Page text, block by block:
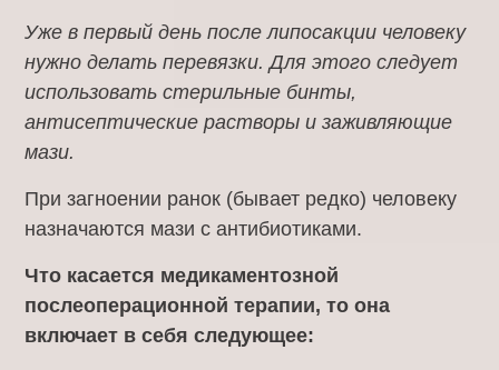
Уже в первый день после липосакции человеку
нужно делать перевязки. Для этого следует
использовать стерильные бинты,
антисептические растворы и заживляющие
мази.
При загноении ранок (бывает редко) человеку
назначаются мази с антибиотиками.
Что касается медикаментозной
послеоперационной терапии, то она
включает в себя следующее: